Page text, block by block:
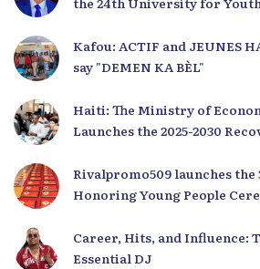
Kafou: ACTIF and JEUNES
say "DEMEN KA BÈL"
Haiti: The Ministry of
Launches the 2025-2030
Rivalpromo509 launches
Honoring Young People
Career, Hits, and Influence:
Essential DJ